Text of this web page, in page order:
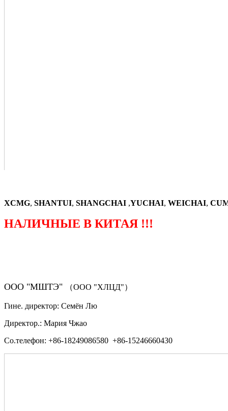
XCMG, SHANTUI, SHANGCHAI ,YUCHAI, WEICHAI,
НАЛИЧНЫЕ В КИТАЯ !!!
ООО "МШТЭ" （ООО "ХЛЦД"）
Гине. директор: Семён Лю
Директор.: Мария Чжао
Со.телефон: +86-18249086580 +86-15246660430